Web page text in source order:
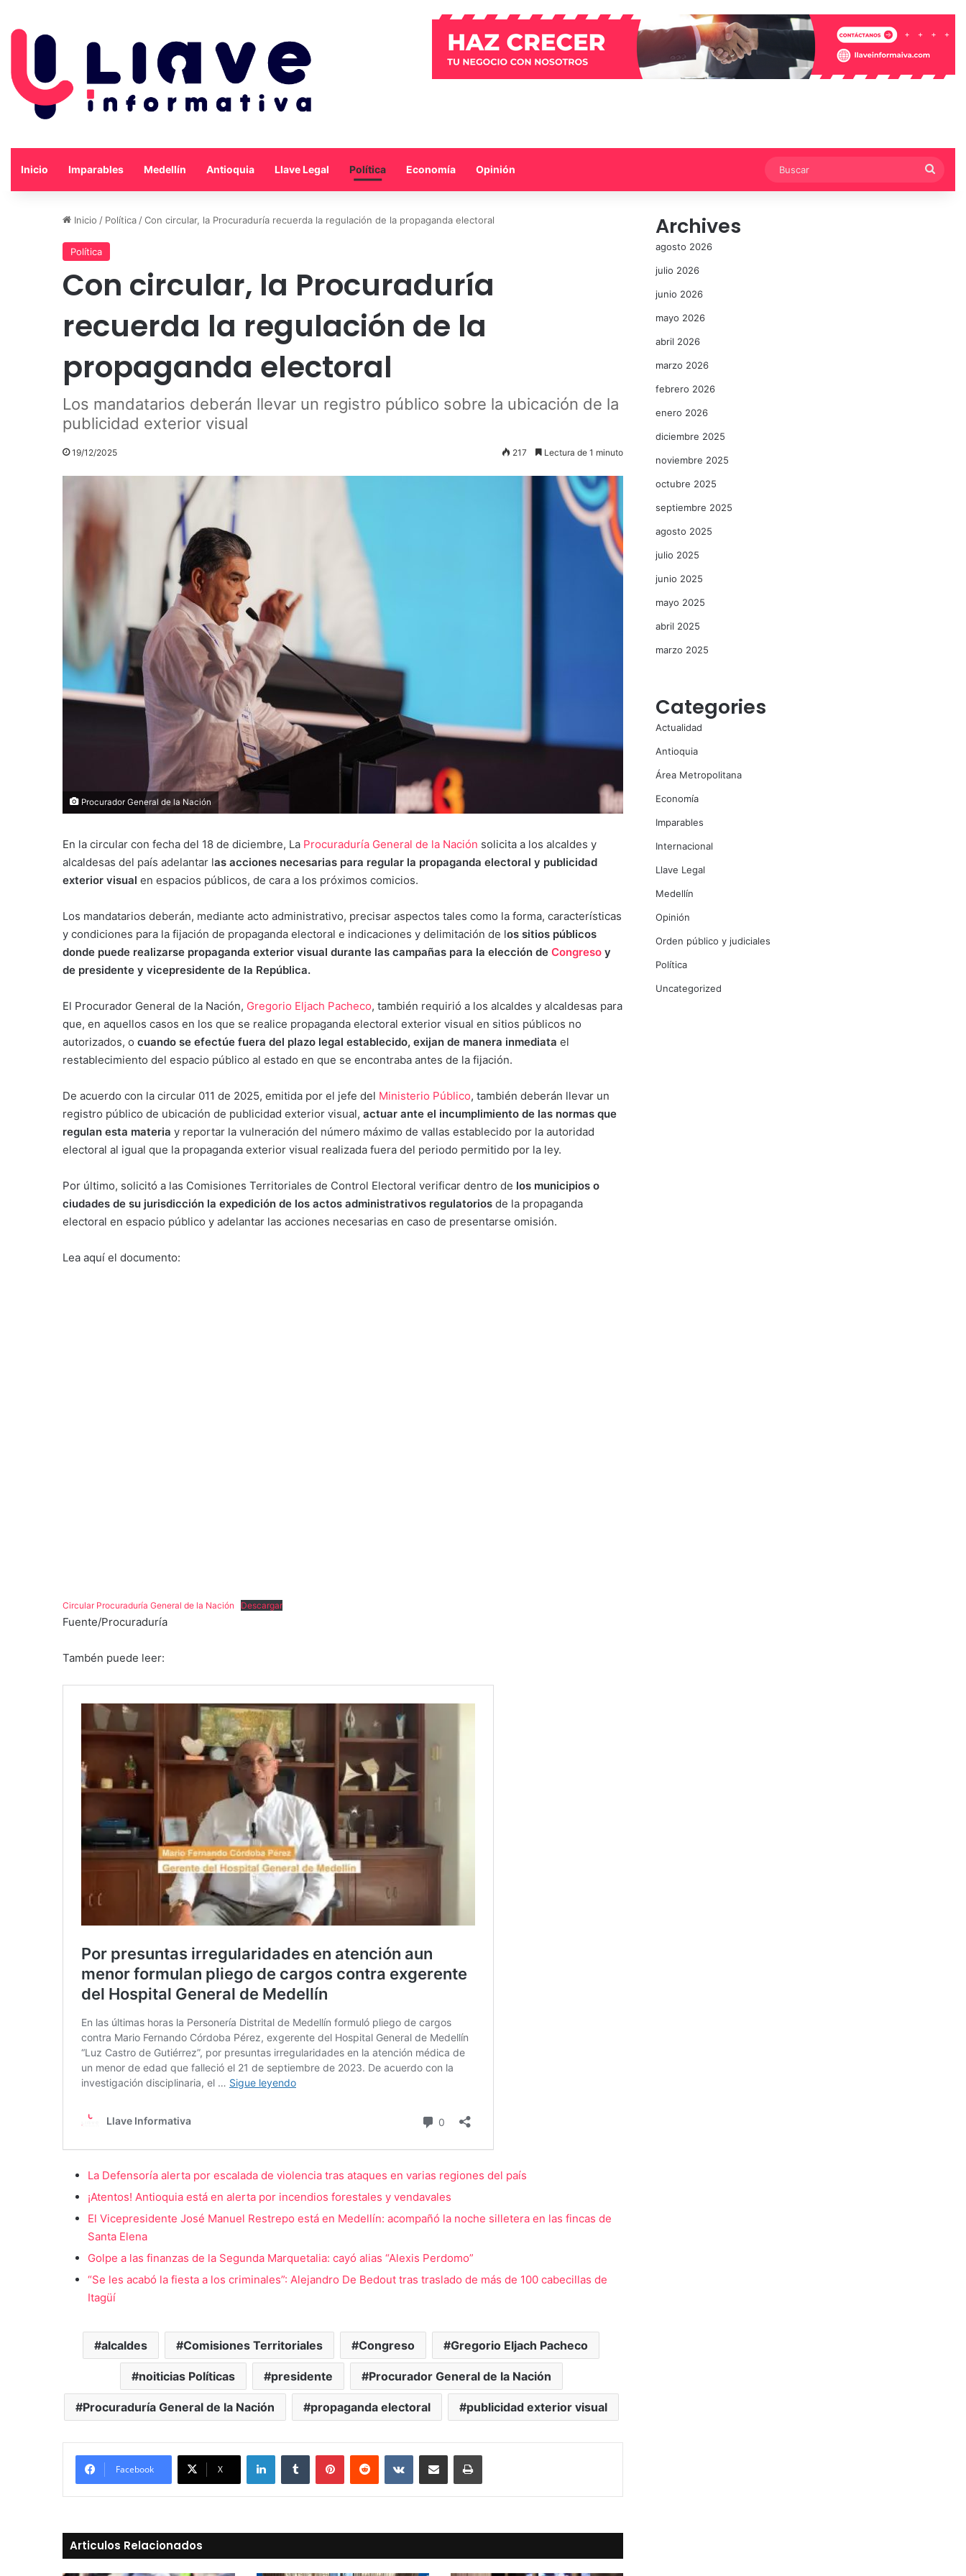
Inicio Imparables Medellín Antioquia Llave Legal Política Economía Opinión
Inicio / Política /Con circular, la Procuraduría recuerda la regulación de la propaganda electoral
Política
Con circular, la Procuraduría
recuerda la regulación de la
propaganda electoral
Los mandatarios deberán llevar un registro público sobre la ubicación de la
publicidad exterior visual
19/12/2025 217 Lectura de 1 minuto
Procurador General de la Nación
En la circular con fecha del 18 de diciembre, La Procuraduría General de la Nación solicita a los alcaldes y
alcaldesas del país adelantar las acciones necesarias para regular la propaganda electoral y publicidad
exterior visual en espacios públicos, de cara a los próximos comicios.
Los mandatarios deberán, mediante acto administrativo, precisar aspectos tales como la forma, características
y condiciones para la fijación de propaganda electoral e indicaciones y delimitación de los sitios públicos
donde puede realizarse propaganda exterior visual durante las campañas para la elección de Congreso y
de presidente y vicepresidente de la República.
El Procurador General de la Nación, Gregorio Eljach Pacheco, también requirió a los alcaldes y alcaldesas para
que, en aquellos casos en los que se realice propaganda electoral exterior visual en sitios públicos no
autorizados, o cuando se efectúe fuera del plazo legal establecido, exijan de manera inmediata el
restablecimiento del espacio público al estado en que se encontraba antes de la fijación.
De acuerdo con la circular 011 de 2025, emitida por el jefe del Ministerio Público, también deberán llevar un
registro público de ubicación de publicidad exterior visual, actuar ante el incumplimiento de las normas que
regulan esta materia y reportar la vulneración del número máximo de vallas establecido por la autoridad
electoral al igual que la propaganda exterior visual realizada fuera del periodo permitido por la ley.
Por último, solicitó a las Comisiones Territoriales de Control Electoral verificar dentro de los municipios o
ciudades de su jurisdicción la expedición de los actos administrativos regulatorios de la propaganda
electoral en espacio público y adelantar las acciones necesarias en caso de presentarse omisión.
Lea aquí el documento:
Circular Procuraduría General de la Nación Descargar
Fuente/Procuraduría
Tambén puede leer:
La Defensoría alerta por escalada de violencia tras ataques en varias regiones del país
¡Atentos! Antioquia está en alerta por incendios forestales y vendavales
El Vicepresidente José Manuel Restrepo está en Medellín: acompañó la noche silletera en las fincas de
Santa Elena
Golpe a las finanzas de la Segunda Marquetalia: cayó alias “Alexis Perdomo”
“Se les acabó la fiesta a los criminales”: Alejandro De Bedout tras traslado de más de 100 cabecillas de
Itagüí
alcaldes Comisiones Territoriales Congreso Gregorio Eljach Pacheco
noiticias Políticas presidente Procurador General de la Nación
Procuraduría General de la Nación propaganda electoral publicidad exterior visual
Facebook X
LinkedInTumblr PinterestReddit VKontakte
Compartir vía Mail Print
Articulos Relacionados
Archives
agosto 2026
julio 2026
junio 2026
mayo 2026
abril 2026
marzo 2026
febrero 2026
enero 2026
diciembre 2025
noviembre 2025
octubre 2025
septiembre 2025
agosto 2025
julio 2025
junio 2025
mayo 2025
abril 2025
marzo 2025
Categories
Actualidad
Antioquia
Área Metropolitana
Economía
Imparables
Internacional
Llave Legal
Medellín
Opinión
Orden público y judiciales
Política
Uncategorized